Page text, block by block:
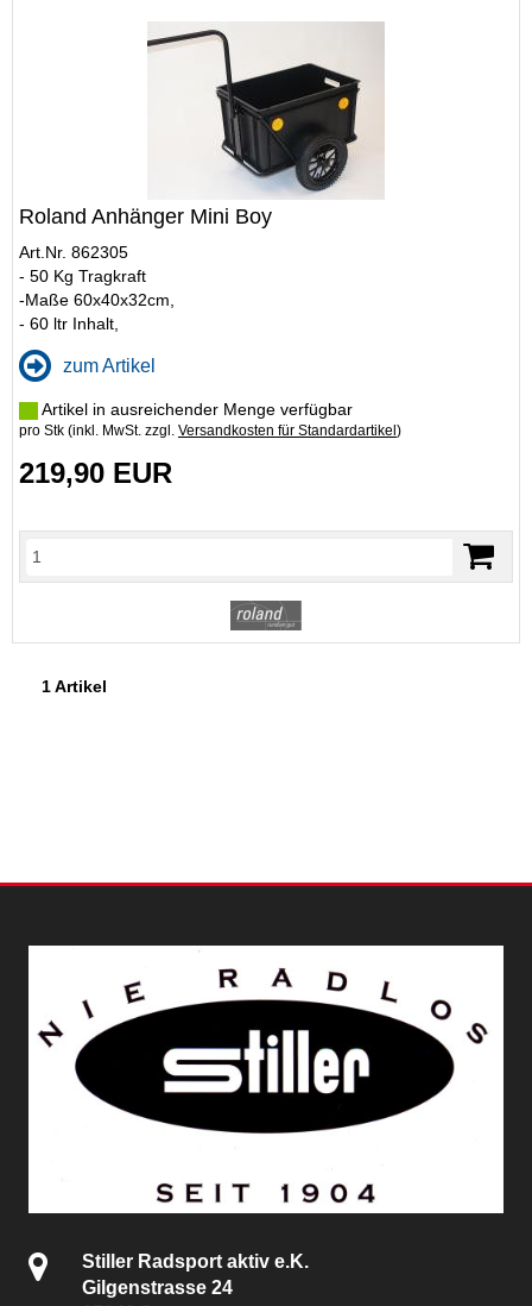
Roland Anhänger Mini Boy
Art.Nr. 862305
- 50 Kg Tragkraft
-Maße 60x40x32cm,
- 60 ltr Inhalt,
zum Artikel
Artikel in ausreichender Menge verfügbar
pro Stk (inkl. MwSt. zzgl. Versandkosten für Standardartikel )
219,90 EUR
1 Artikel
Stiller Radsport aktiv e.K.
Gilgenstrasse 24